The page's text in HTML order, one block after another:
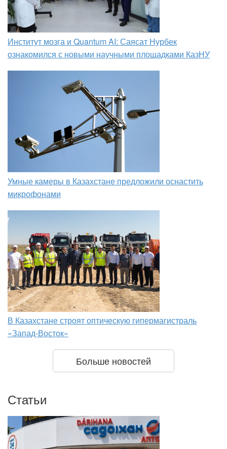
Институт мозга и Quantum AI: Саясат Нурбек
ознакомился с новыми научными площадками КазНУ
Умные камеры в Казахстане предложили оснастить
микрофонами
В Казахстане строят оптическую гипермагистраль
«Запад-Восток»
Больше новостей
Статьи